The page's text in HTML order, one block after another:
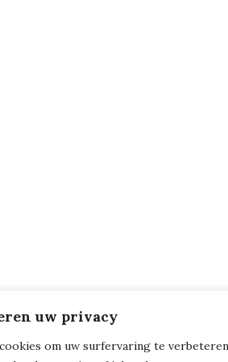
uw privacy
om uw surfervaring te